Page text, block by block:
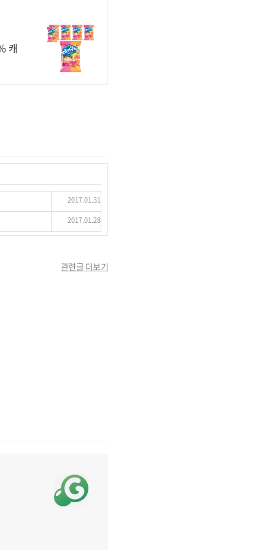
캐
2017.01.31
2017.01.28
관련글 더보기